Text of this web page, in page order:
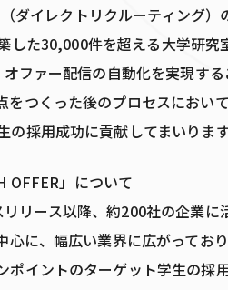
ダイレクトリクルーティング）
した30,000件を超える大学研究
ファー配信の自動化を実現す
つくった後のプロセスにおい
採用成功に貢献してまいります
OFFER」について
リース以降、約200社の企業に
に、幅広い業界に広がってお
イントのターゲット学生の採